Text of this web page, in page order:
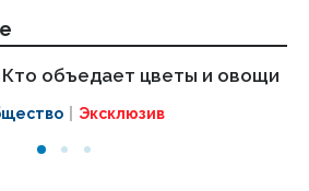
объедает цветы и овощи
Эксклюзив